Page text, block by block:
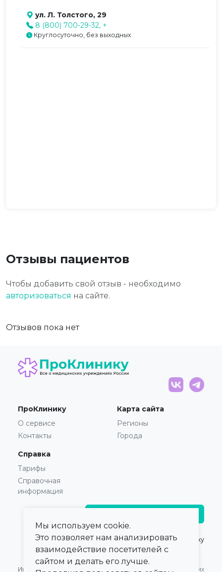
ул. Л. Толстого, 29
8 (800) 700-29-32, +
Круглосуточно, без выходных
Отзывы пациентов
Чтобы добавить свой отзыв - необходимо
авторизоваться на сайте.
Отзывов пока нет
ПроКлинику
О сервисе
Контакты
Карта сайта
Регионы
Города
Справка
Тарифы
Справочная
информация
© 2021 — 2026,ПроКлинику
Информация, Оферта для Юридических
Мы используем cookie.
Это позволяет нам анализировать
взаимодействие посетителей с
сайтом и делать его лучше.